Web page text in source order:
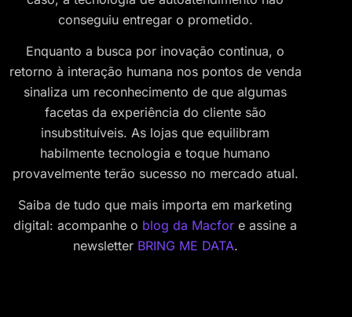
conseguiu entregar o prometido.
Enquanto a busca por inovação continua, o
retorno à interação humana nos pontos de venda
sinaliza um reconhecimento de que algumas
facetas da experiência do cliente são
insubstituíveis. As lojas que equilibram
habilmente tecnologia e toque humano
provavelmente terão sucesso no mercado atual.
Saiba de tudo que mais importa em marketing
digital: acompanhe o blog da Macfor e assine a
newsletter BRING ME DATA.